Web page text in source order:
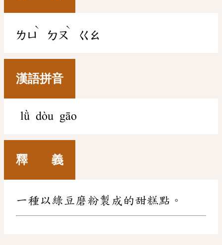
ㄌㄩ
ˋ
ㄉㄡ
ˋ
ㄍㄠ
漢語拼音
lǜ dòu gāo
釋 義
一種以綠豆磨粉製成的甜糕點。